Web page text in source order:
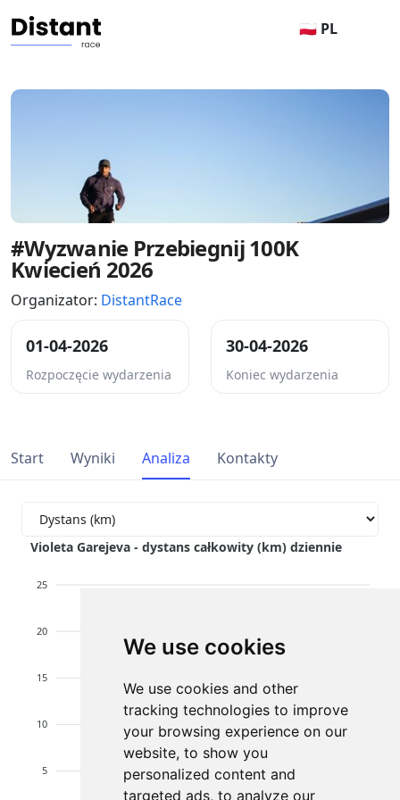
We use cookies
We use cookies and other
tracking technologies to improve
your browsing experience on our
website, to show you
personalized content and
targeted ads, to analyze our
🇵🇱 PL
#Wyzwanie Przebiegnij 100K
Kwiecień 2026
Organizator: DistantRace
01-04-2026
Rozpoczęcie wydarzenia
30-04-2026
Koniec wydarzenia
Start Wyniki Analiza Kontakty
Violeta Garejeva - dystans całkowity (km) dziennie
25
20
15
10
5